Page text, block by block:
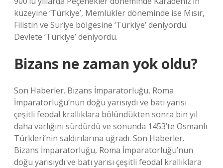
kuzeyine ‘Türkiye’, Memlükler döneminde ise Mısır,
Filistin ve Suriye bölgesine ‘Türkiye’ deniyordu.
Devlete ‘Türkiye’ deniyordu.
Bizans ne zaman yok oldu?
Son Haberler. Bizans İmparatorluğu, Roma
İmparatorluğu’nun doğu yarısıydı ve batı yarısı
çeşitli feodal krallıklara bölündükten sonra bin yıl
daha varlığını sürdürdü ve sonunda 1453’te Osmanlı
Türkleri’nin saldırılarına uğradı. Son Haberler.
Bizans İmparatorluğu, Roma İmparatorluğu’nun
doğu yarısıydı ve batı yarısı çeşitli feodal krallıklara